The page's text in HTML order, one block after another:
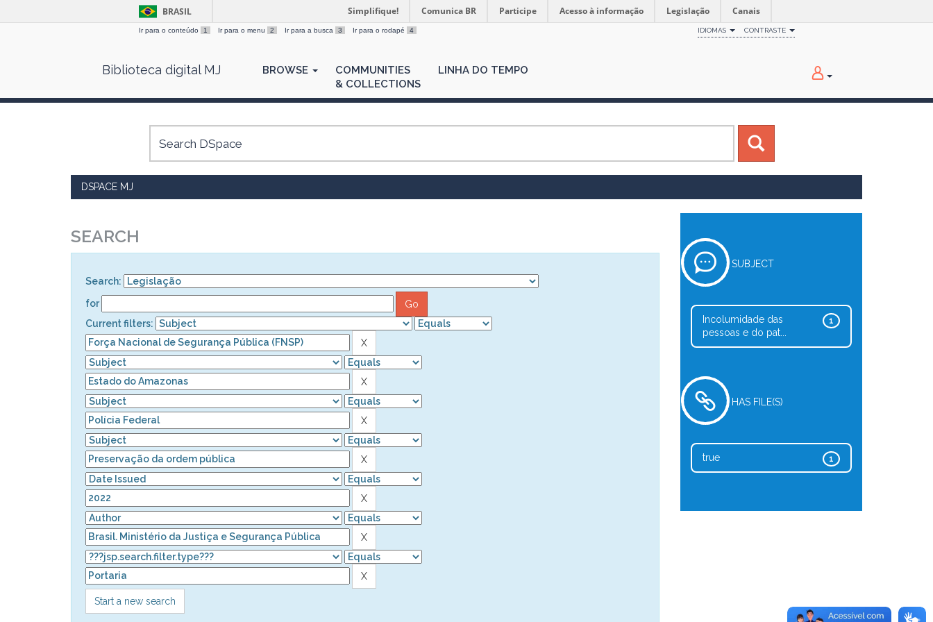
BRASIL Simplifique! Comunica BR Participe Acesso à informação Legislação Canais
Ir para o conteúdo 1 Ir para o menu 2 Ir para a busca 3 Ir para o rodapé 4 IDIOMAS CONTRASTE
Biblioteca digital MJ BROWSE
COMMUNITIES
& COLLECTIONS
LINHA DO TEMPO
DSPACE MJ
SEARCH
Search:
for
Current filters:
Start a new search
SUBJECT
1
Incolumidade das
pessoas e do pat...
HAS FILE(S)
1
true